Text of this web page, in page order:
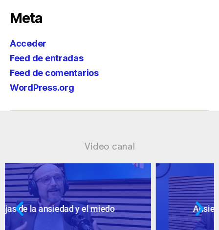
Meta
Acceder
Feed de entradas
Feed de comentarios
WordPress.org
Vídeo canal
Ansiedad: supuestos cuestionables